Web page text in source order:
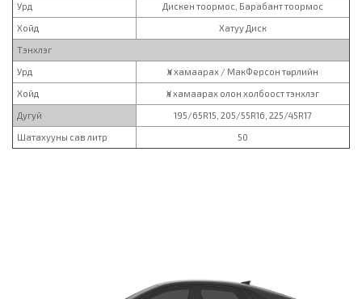
Урд Дискен тоормос, Барабант тоормос
Хойд Хатуу Диск
Тэнхлэг
Урд Үл хамаарах / МакФерсон төрлийн
Хойд Үл хамаарах олон холбоост тэнхлэг
Дугуй 195/65R15, 205/55R16, 225/45R17
Шатахууны сав литр 50